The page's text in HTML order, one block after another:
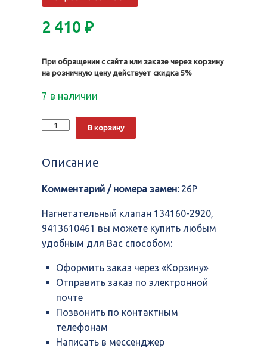
2 410 ₽
При обращении с сайта или заказе через корзину
на розничную цену действует скидка 5%
7 в наличии
Количество
Нагнетательный
2920,
В корзину
Описание
Комментарий / номера замен:26P
Нагнетательный клапан 134160-2920,
9413610461 вы можете купить любым
удобным для Вас способом:
Оформить заказ через «Корзину»
Отправить заказ по электронной
почте
Позвонить по контактным
телефонам
Написать в мессенджер